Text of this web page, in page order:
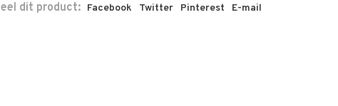
dit product: Facebook Twitter Pinterest E-mail